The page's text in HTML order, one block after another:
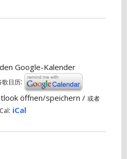
Google-Kalender
歌日历:
öffnen/speichern /或者
: iCal